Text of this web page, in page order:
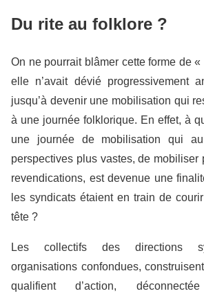
Du rite au folklore ?
On ne pourrait blâmer cette forme de
elle n’avait dévié progressivement
jusqu’à devenir une mobilisation qui
à une journée folklorique. En effet, à
une journée de mobilisation qui
perspectives plus vastes, de mobiliser
revendications, est devenue une
les syndicats étaient en train de
tête ?
Les collectifs des directions
organisations confondues,
qualifient d’action,